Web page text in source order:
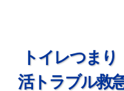
トイレつま
活トラブル救